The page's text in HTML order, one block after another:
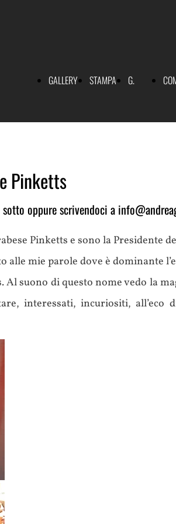
- 19
GALLERY STAMPA G.
Genio
Pinketts
oppure scrivendoci a
Pinketts e sono la Presidente
alle mie parole dove è dominante
Al suono di questo nome vedo la
interessati, incuriositi, all’eco